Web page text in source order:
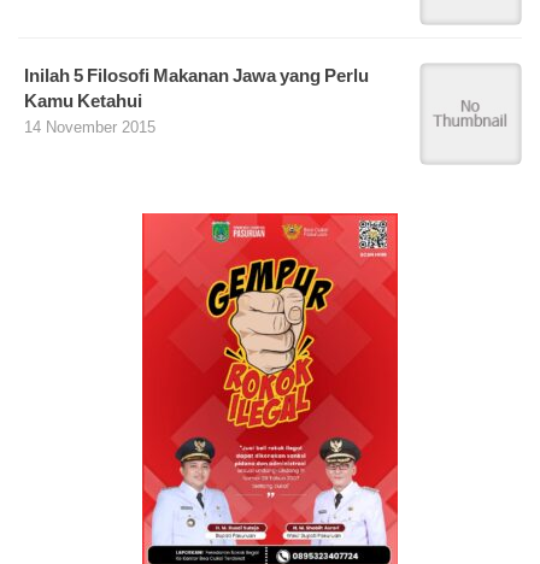
Inilah 5 Filosofi Makanan Jawa yang Perlu
Kamu Ketahui
14 November 2015